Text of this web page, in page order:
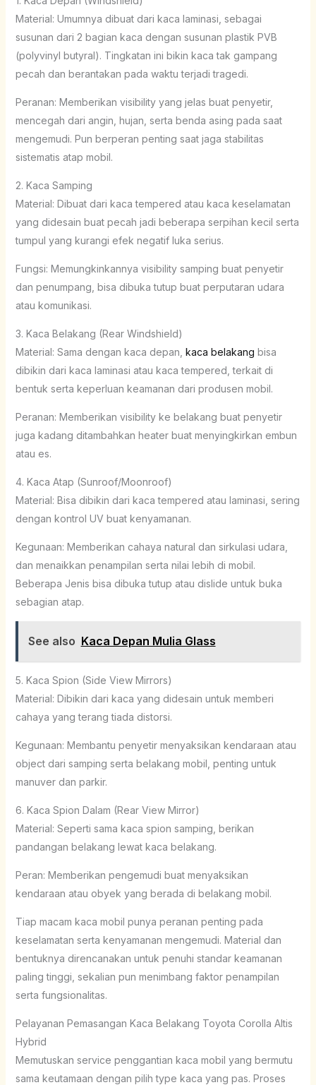
Material: Umumnya dibuat dari kaca laminasi, sebagai
susunan dari 2 bagian kaca dengan susunan plastik PVB
(polyvinyl butyral). Tingkatan ini bikin kaca tak gampang
pecah dan berantakan pada waktu terjadi tragedi.
Peranan: Memberikan visibility yang jelas buat penyetir,
mencegah dari angin, hujan, serta benda asing pada saat
mengemudi. Pun berperan penting saat jaga stabilitas
sistematis atap mobil.
2. Kaca Samping
Material: Dibuat dari kaca tempered atau kaca keselamatan
yang didesain buat pecah jadi beberapa serpihan kecil serta
tumpul yang kurangi efek negatif luka serius.
Fungsi: Memungkinkannya visibility samping buat penyetir
dan penumpang, bisa dibuka tutup buat perputaran udara
atau komunikasi.
3. Kaca Belakang (Rear Windshield)
Material: Sama dengan kaca depan, kaca belakang bisa
dibikin dari kaca laminasi atau kaca tempered, terkait di
bentuk serta keperluan keamanan dari produsen mobil.
Peranan: Memberikan visibility ke belakang buat penyetir
juga kadang ditambahkan heater buat menyingkirkan embun
atau es.
4. Kaca Atap (Sunroof/Moonroof)
Material: Bisa dibikin dari kaca tempered atau laminasi, sering
dengan kontrol UV buat kenyamanan.
Kegunaan: Memberikan cahaya natural dan sirkulasi udara,
dan menaikkan penampilan serta nilai lebih di mobil.
Beberapa Jenis bisa dibuka tutup atau dislide untuk buka
sebagian atap.
See also Kaca Depan Mulia Glass
5. Kaca Spion (Side View Mirrors)
Material: Dibikin dari kaca yang didesain untuk memberi
cahaya yang terang tiada distorsi.
Kegunaan: Membantu penyetir menyaksikan kendaraan atau
object dari samping serta belakang mobil, penting untuk
manuver dan parkir.
6. Kaca Spion Dalam (Rear View Mirror)
Material: Seperti sama kaca spion samping, berikan
pandangan belakang lewat kaca belakang.
Peran: Memberikan pengemudi buat menyaksikan
kendaraan atau obyek yang berada di belakang mobil.
Tiap macam kaca mobil punya peranan penting pada
keselamatan serta kenyamanan mengemudi. Material dan
bentuknya direncanakan untuk penuhi standar keamanan
paling tinggi, sekalian pun menimbang faktor penampilan
serta fungsionalitas.
Pelayanan Pemasangan Kaca Belakang Toyota Corolla Altis
Hybrid
Memutuskan service penggantian kaca mobil yang bermutu
sama keutamaan dengan pilih type kaca yang pas. Proses